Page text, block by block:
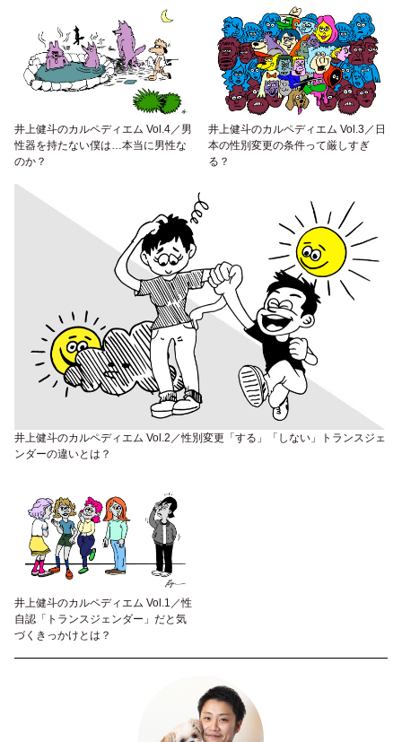
井上健斗のカルペディエム Vol.4／男
性器を持たない僕は…本当に男性な
のか？
井上健斗のカルペディエム Vol.3／日
本の性別変更の条件って厳しすぎ
る？
井上健斗のカルペディエム Vol.2／性別変更「する」「しない」トランスジェ
ンダーの違いとは？
井上健斗のカルペディエム Vol.1／性
自認「トランスジェンダー」だと気
づくきっかけとは？